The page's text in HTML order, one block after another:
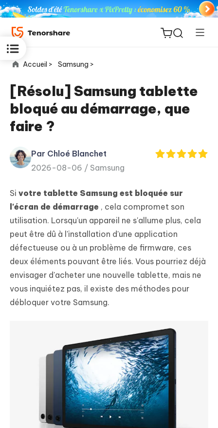
ReiBoot
for iOS
PDNob
PDF
New
iAnyGo
Accueil > Samsung >
[Résolu] Samsung tablette
bloqué au démarrage, que
faire ?
Par Chloé Blanchet
2026-08-06 / Samsung
Si votre tablette Samsung est bloquée sur
l'écran de démarrage , cela compromet son
utilisation. Lorsqu'un appareil ne s'allume plus, cela
peut être dû à l'installation d'une application
défectueuse ou à un problème de firmware, ces
deux éléments pouvant être liés. Vous pourriez déjà
envisager d'acheter une nouvelle tablette, mais ne
vous inquiétez pas, il existe des méthodes pour
débloquer votre Samsung.